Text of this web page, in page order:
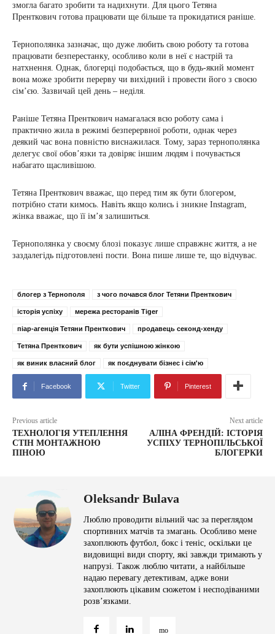
змогла багато зробити та надихнути. Для цього Тетяна
Пренткович готова працювати ще більше та прокидатися раніше.
Тернополянка зазначає, що дуже любить свою роботу та готова
працювати безперестанку, особливо коли в неї є настрій та
натхнення. Однак, блогерці подобається, що в будь-який момент
вона може зробити перерву чи вихідний і провести його з своєю
сім’єю. Зазвичай цей день – неділя.
Раніше Тетяна Пренткович намагалася всю роботу сама і
практично жила в режимі безперервної роботи, однак через
деякий час вона повністю виснажилася. Тому, зараз тернополянка
делегує свої обов’язки та довіряє іншим людям і почувається
набагато щасливішою.
Тетяна Пренткович вважає, що перед тим як бути блогером,
потрібно стати кимось. Навіть якщо колись і зникне Instagram,
жінка вважає, що її ім’я залишиться.
Тернополянка у своєму блозі показує лише справжнє життя, а не
заздалегідь підготовлені пости. Вона пише лише те, що відчуває.
блогер з Тернополя з чого почався блог Тетяни Пренткович
історія успіху мережа ресторанів Tiger
піар-агенція Тетяни Пренткович продавець секонд-хенду
Тетяна Пренткович як бути успішною жінкою
як виник власний блог як поєднувати бізнес і сім'ю
Facebook Twitter Pinterest
Previous article
ТЕХНОЛОГІЯ УТЕПЛЕННЯ
СТІН МОНТАЖНОЮ
ПІНОЮ
Next article
АЛІНА ФРЕНДІЙ: ІСТОРІЯ
УСПІХУ ТЕРНОПІЛЬСЬКОЇ
БЛОГЕРКИ
Oleksandr Bulava
Люблю проводити вільний час за переглядом
спортивних матчів та змагань. Особливо мене
захоплюють футбол, бокс і теніс, оскільки це
видовищні види спорту, які завжди тримають у
напрузі. Також люблю читати, а найбільше
надаю перевагу детективам, адже вони
захоплюють цікавим сюжетом і несподіваними
розв’язками.